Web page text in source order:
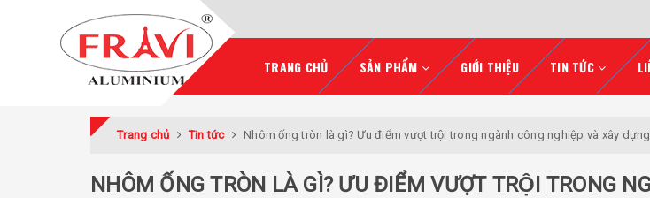
TRANG CHỦ SẢN PHẨM GIỚI THIỆU TIN TỨC
Trang chủ Tin tức Nhôm ống tròn là gì? Ưu điểm vượt trội trong ngành công nghiệp và xây dựng
NHÔM ỐNG TRÒN LÀ GÌ? ƯU ĐIỂM VƯỢT TRỘI TRONG